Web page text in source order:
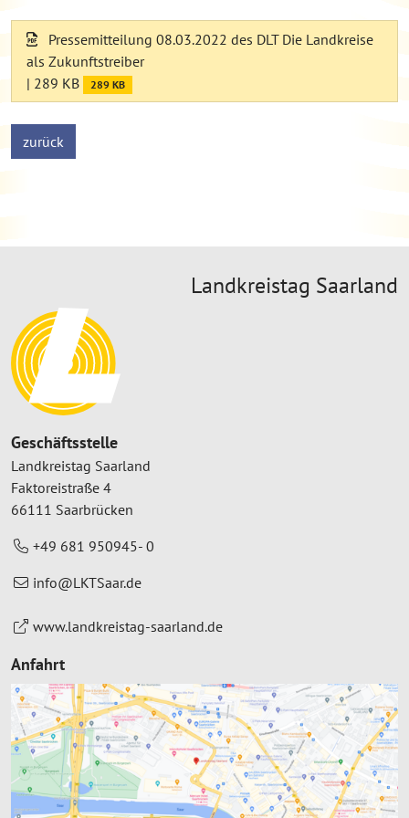
Pressemitteilung 08.03.2022 des DLT Die Landkreise
als Zukunftstreiber
| 289 KB
289 KB
zurück
Landkreistag Saarland
Geschäftsstelle
Landkreistag Saarland
Faktoreistraße 4
66111 Saarbrücken
+49 681 950945- 0
info@LKTSaar.de
www.landkreistag-saarland.de
Anfahrt